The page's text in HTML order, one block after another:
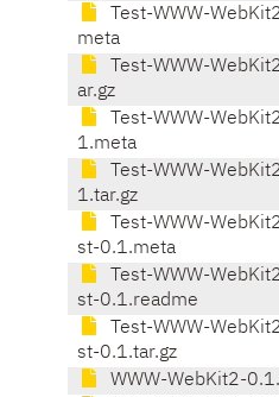
Test-WWW-
meta
Test-WWW-
ar.gz
Test-WWW-
1.meta
Test-WWW-
1.tar.gz
Test-WWW-
st-0.1.meta
Test-WWW-
st-0.1.readme
Test-WWW-
st-0.1.tar.gz
WWW-WebKit2-